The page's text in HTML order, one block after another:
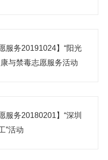
服务20191024】“阳光
与禁毒志愿服务活动
服务20180201】“深圳
”活动